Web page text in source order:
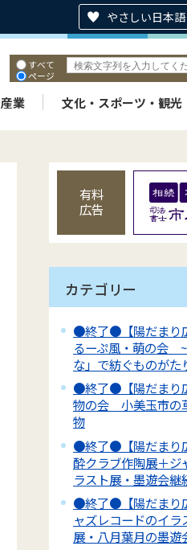
やさしい日本語
すべて
ページ
業 文化・スポーツ・観光
有料
広告
カテゴリー
●終了●【陽だまり
るーぷ風・萌の会
な」で紡ぐものがた
●終了●【陽だまり
物の会 小美玉市の
物
●終了●【陽だまり
酔クラブ作陶展＋ジ
ラスト展・墨遊会継
●終了●【陽だまり
ャズレコードのイラ
展・八月葉月の墨遊